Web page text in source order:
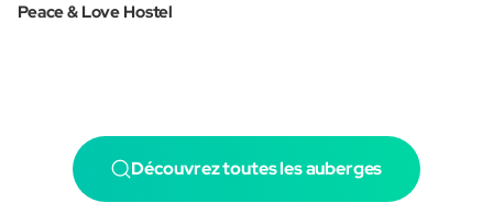
Peace & Love Hostel
Découvrez toutes les auberges